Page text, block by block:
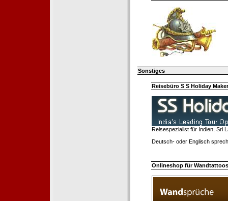
Sonstiges
Reisebüro S S Holiday
Reisespezialist für Indien, Sri
Deutsch- oder Englisch
Onlineshop für Wandtattoos